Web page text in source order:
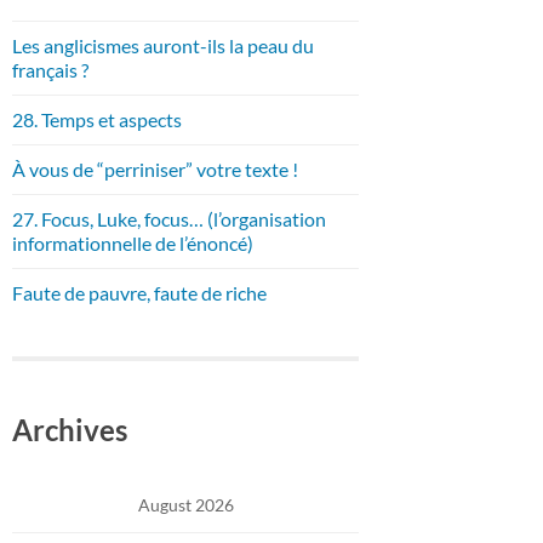
Les anglicismes auront-ils la peau du
français ?
28. Temps et aspects
À vous de “perriniser” votre texte !
27. Focus, Luke, focus… (l’organisation
informationnelle de l’énoncé)
Faute de pauvre, faute de riche
Archives
August 2026